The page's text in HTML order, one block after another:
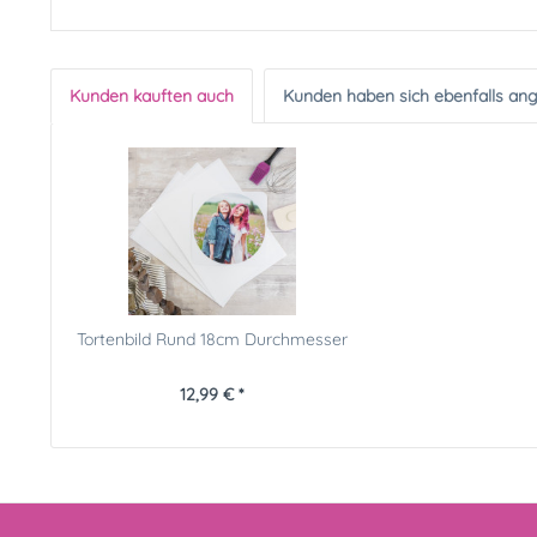
Kunden kauften auch Kunden haben sich ebenfalls
Tortenbild Rund 18cm Durchmesser
12,99 € *